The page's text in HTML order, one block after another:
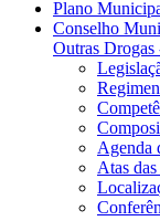
Plano
Conselho
Outras
Agenda
Atas